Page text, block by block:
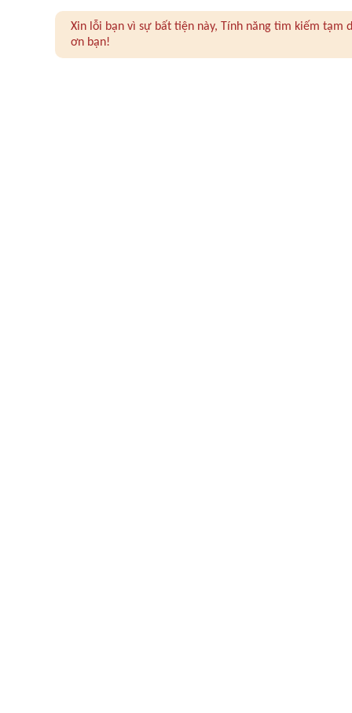
Xin lỗi bạn vì sự bất tiện này, Tính năng tìm kiếm
ơn bạn!